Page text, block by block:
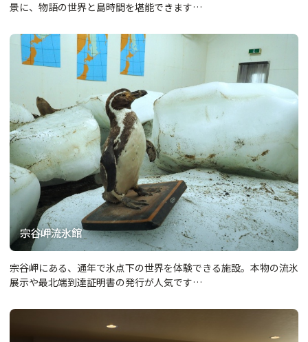
景に、物語の世界と島時間を堪能できます…
宗谷岬流氷館
宗谷岬にある、通年で氷点下の世界を体験できる施設。本物の流氷
展示や最北端到達証明書の発行が人気です…